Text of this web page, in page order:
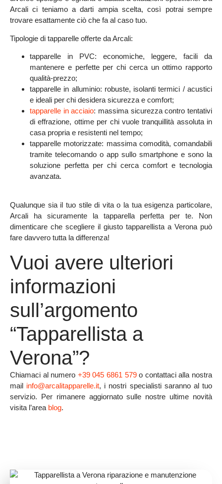
Arcali ci teniamo a darti ampia scelta, così potrai sempre
trovare esattamente ciò che fa al caso tuo.
Tipologie di tapparelle offerte da Arcali:
tapparelle in PVC: economiche, leggere, facili da
mantenere e perfette per chi cerca un ottimo rapporto
qualità-prezzo;
tapparelle in alluminio: robuste, isolanti termici / acustici
e ideali per chi desidera sicurezza e comfort;
tapparelle in acciaio: massima sicurezza contro tentativi
di effrazione, ottime per chi vuole tranquillità assoluta in
casa propria e resistenti nel tempo;
tapparelle motorizzate: massima comodità, comandabili
tramite telecomando o app sullo smartphone e sono la
soluzione perfetta per chi cerca comfort e tecnologia
avanzata.
Qualunque sia il tuo stile di vita o la tua esigenza particolare,
Arcali ha sicuramente la tapparella perfetta per te. Non
dimenticare che scegliere il giusto tapparellista a Verona può
fare davvero tutta la differenza!
Vuoi avere ulteriori
informazioni
sull’argomento
“Tapparellista a
Verona”?
Chiamaci al numero +39 045 6861 579o contattaci alla nostra
mail info@arcalitapparelle.it, i nostri specialisti saranno al tuo
servizio. Per rimanere aggiornato sulle nostre ultime novità
visita l’area blog.